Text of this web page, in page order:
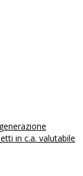
in c.a. valutabile